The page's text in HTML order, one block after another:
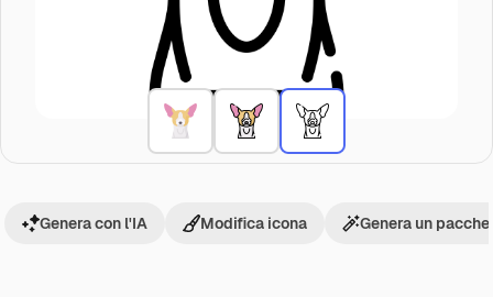
Genera con l'IA Modifica icona Genera un